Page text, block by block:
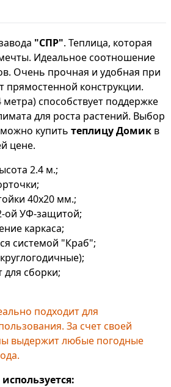
"СПР". Теплица, которая
Идеальное соотношение
Очень прочная и удобная при
прямостенной конструкции.
способствует поддержке
для роста растений. Выбор
купить теплицу Домик в
цене.
2.4 м.;
40х20 мм.;
ой УФ-защитой;
каркаса;
системой "Краб";
сборки;
подходит для
За счет своей
выдержит любые погодные